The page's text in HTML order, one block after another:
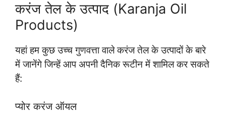
करंज तेल के उत्पाद (Karanja Oil
Products)
यहां हम कुछ उच्च गुणवत्ता वाले करंज तेल के उत्पादों के बारे
में जानेंगे जिन्हें आप अपनी दैनिक रूटीन में शामिल कर सकते
हैं:
प्योर करंज ऑयल